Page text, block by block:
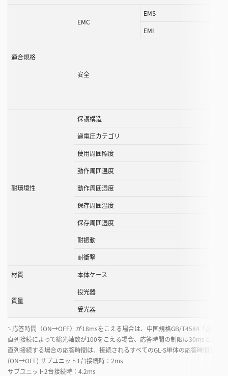
適合規格
EMC
EMS
EMI
安全
耐環境性
保護構造
過電圧カテゴリ
使用周囲照度
動作周囲温度
動作周囲湿度
保存周囲温度
保存周囲湿度
耐振動
耐衝撃
材質
本体ケース
質量
投光器
受光器
*1 応答時間（ON→OFF）が18msをこえる場合は、中国規格GB/T4584「压力
直列接続によって総光軸数が100をこえる場合、応答時間の制限は30msとなり
直列接続する場合の応答時間は、接続されるすべてのGL-S単体の応答時間を足
(ON→OFF) サブユニット1台接続時：2ms
サブユニット2台接続時：4.2ms